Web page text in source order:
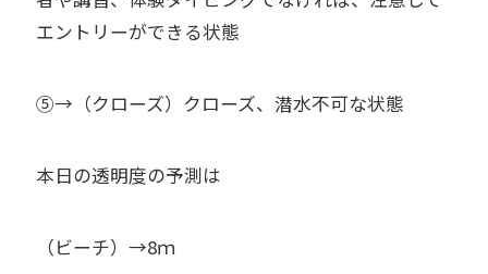
エントリーができる状態
⑤→（クローズ）クローズ、潜水不可な状態
本日の透明度の予測は
（ビーチ）→8ｍ